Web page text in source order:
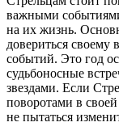
важными
на их жизнь.
довериться своему
событий. Это год
судьбоносные
звездами. Если
поворотами в
не пытаться